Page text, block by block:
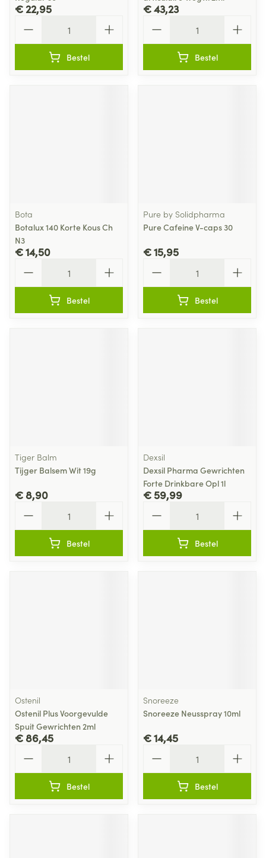
€ 22,95
Bestel
€ 43,23
Bestel
Bota
Botalux 140 Korte Kous Ch
N3
€ 14,50
Bestel
Pure by Solidpharma
Pure Cafeine V-caps 30
€ 15,95
Bestel
Tiger Balm
Tijger Balsem Wit 19g
€ 8,90
Bestel
Dexsil
Dexsil Pharma Gewrichten
Forte Drinkbare Opl 1l
€ 59,99
Bestel
Ostenil
Ostenil Plus Voorgevulde
Spuit Gewrichten 2ml
€ 86,45
Bestel
Snoreeze
Snoreeze Neusspray 10ml
€ 14,45
Bestel